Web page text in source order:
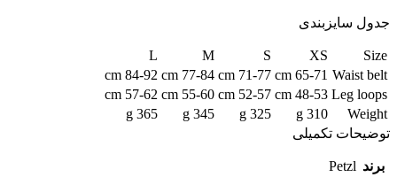
جدول سایزبندی
Size
XS
S
M
L
Waist belt
65-71 cm
71-77 cm
77-84 cm
84-92 cm
Leg loops
48-53 cm
52-57 cm
55-60 cm
57-62 cm
Weight
310 g
325 g
345 g
365 g
توضیحات تکمیلی
برند Petzl